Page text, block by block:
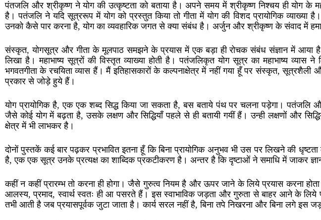
पंतजलि और श्रीकृष्ण ने योग की उत्कृष्टता को बताया है। अपने समय में श्रीकृष्ण निश्चय ही योग के
है। पतंजलि ने यदि सूत्ररूप में योग को प्रस्तुत किया तो गीता में योग की विशद प्रायोगिक
उनको कैसे पार करना है, योग का व्यवहारिक जगत से क्या संबंध है। अर्जुन और श्रीकृष्ण के संवाद में
संस्कृत, योगसूत्र और गीता के मूलपाठ समझने के प्रयास में एक बड़ा ही रोचक संबंध संज्ञान में आया है।
लिखा है। महाभाष्य सूत्रों की विस्तृत व्याख्या होती है। पतंजलिकृत योग सूत्र का महाभाष्य व्यास ने
भगवतगीता के रचयिता व्यास हैं। मैं इतिहासकारों के कल्पनाक्षेत्र में नहीं गया हूँ पर संस्कृत, सूत्रशैली
प्रकार से जोड़े हुये हैं।
योग प्रायोगिक है, एक एक शब्द सिद्ध किया जा सकता है, बस बताये पंथ पर चलना पड़ेगा। पतंजलि
जैसे कोई योग में बढ़ता है, उसके लक्षण और सिद्धियाँ पहले से ही बतायी गयीं हैं। उन्ही लक्षणों और
क्षेत्र में भी लाभकर है।
दोनों पुस्तकें कई बार पढ़कर प्रभावित इतना हूँ कि बिना प्रायोगिक अनुभव भी उस पर लिखने की
है, एक एक सूत्र उनके प्रत्यक्ष का शाब्दिक प्रकटीकरण है। अन्तर है कि दृष्टाओं ने समाधि में जाकर
कहीं न कहीं प्रारम्भ तो करना ही होगा। जैसे गुरुत्व नियम है और ऊपर जाने के लिये प्रयास करना होता
आलस्य, प्रमाद, स्वार्थ स्वतः ही आ पसरते हैं। इस स्वाभाविक जड़ता और गुरुता से बाहर आने के लिये
तभी आती है जब प्रयासपूर्वक जुटा जाता है। कार्य सरल नहीं है, बिना तपे निखरना और बिना लगे इस